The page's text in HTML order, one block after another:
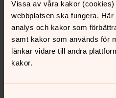
Vissa av våra kakor (cookies)
webbplatsen ska fungera.
analys och kakor som
samt kakor som används för
länkar vidare till andra
kakor.
Varför bildas ett